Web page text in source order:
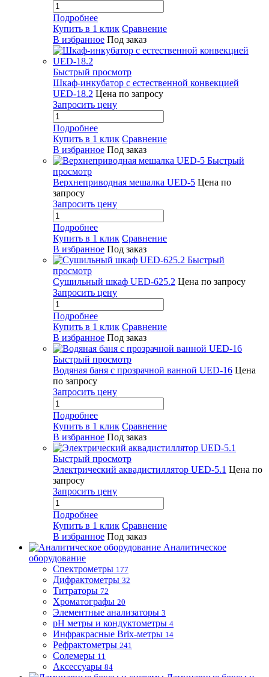
Подробнее
Купить в 1 клик Сравнение
В избранное Под заказ
Быстрый просмотр
Шкаф-инкубатор с естественной конвекцией
UED-18.2 Цена по запросу
Запросить цену
Подробнее
Купить в 1 клик Сравнение
В избранное Под заказ
Быстрый
просмотр
Верхнеприводная мешалка UED-5 Цена по
запросу
Запросить цену
Подробнее
Купить в 1 клик Сравнение
В избранное Под заказ
Быстрый
просмотр
Сушильный шкаф UED-625.2 Цена по запросу
Запросить цену
Подробнее
Купить в 1 клик Сравнение
В избранное Под заказ
Быстрый просмотр
Водяная баня с прозрачной ванной UED-16 Цена
по запросу
Запросить цену
Подробнее
Купить в 1 клик Сравнение
В избранное Под заказ
Быстрый просмотр
Электрический аквадистиллятор UED-5.1 Цена по
запросу
Запросить цену
Подробнее
Купить в 1 клик Сравнение
В избранное Под заказ
Аналитическое
оборудование
Спектрометры 177
Дифрактометры 32
Титраторы 72
Хроматографы 20
Элементные анализаторы 3
pH метры и кондуктометры 4
Инфракрасные Brix-метры 14
Рефрактометры 241
Солемеры 11
Аксессуары 84